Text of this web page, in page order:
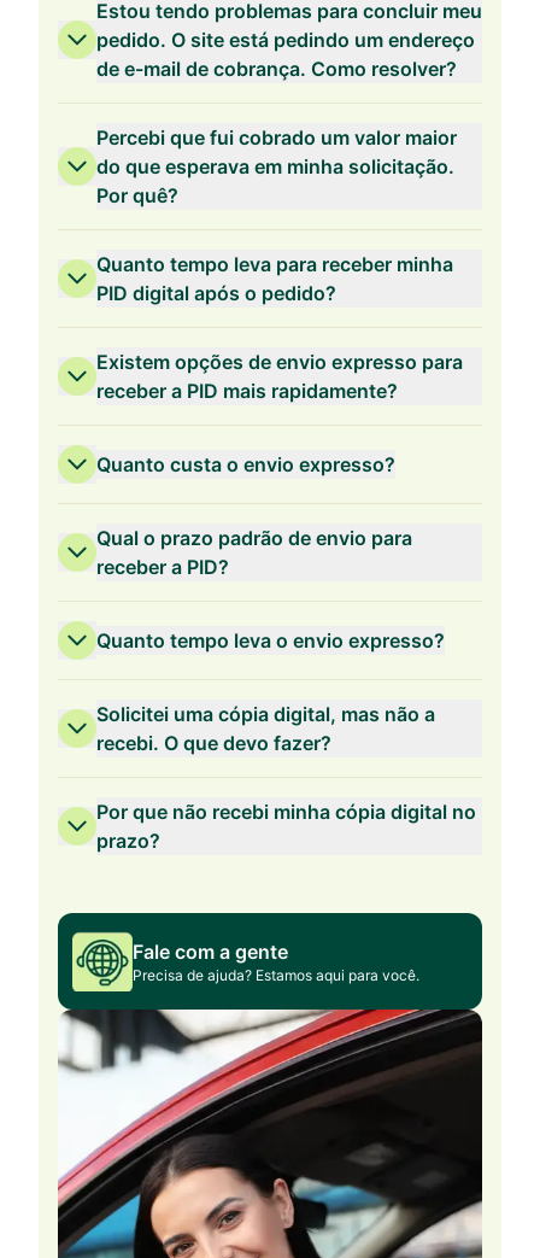
Validade de 2 Anos
Estou tendo problemas para concluir meu
pedido. O site está pedindo um endereço
de e-mail de cobrança. Como resolver?
Percebi que fui cobrado um valor maior
do que esperava em minha solicitação.
Por quê?
Quanto tempo leva para receber minha
PID digital após o pedido?
Existem opções de envio expresso para
receber a PID mais rapidamente?
Quanto custa o envio expresso?
Qual o prazo padrão de envio para
receber a PID?
Quanto tempo leva o envio expresso?
Solicitei uma cópia digital, mas não a
recebi. O que devo fazer?
Por que não recebi minha cópia digital no
prazo?
Fale com a gente
Precisa de ajuda? Estamos aqui para você.